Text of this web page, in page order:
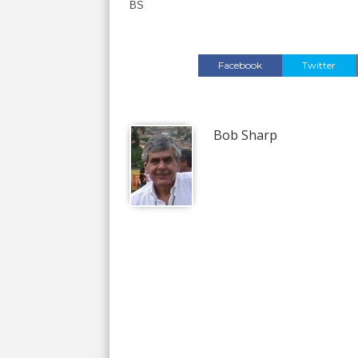
BS
Facebook Twitter
Bob Sharp